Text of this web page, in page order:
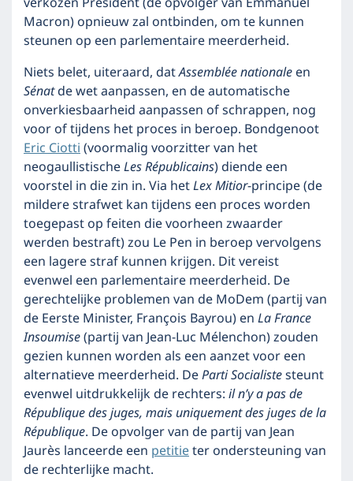
Macron) opnieuw zal ontbinden, om te kunnen
steunen op een parlementaire meerderheid.
Niets belet, uiteraard, datAssemblée nationaleen
Sénatde wet aanpassen, en de automatische
onverkiesbaarheid aanpassen of schrappen, nog
voor of tijdens het proces in beroep. Bondgenoot
Eric Ciotti(voormalig voorzitter van het
neogaullistischeLes Républicains) diende een
voorstel in die zin in. Via hetLex Mitior-principe (de
mildere strafwet kan tijdens een proces worden
toegepast op feiten die voorheen zwaarder
werden bestraft) zou Le Pen in beroep vervolgens
een lagere straf kunnen krijgen. Dit vereist
evenwel een parlementaire meerderheid. De
gerechtelijke problemen van de MoDem (partij van
de Eerste Minister, François Bayrou) enLa France
Insoumise(partij van Jean-Luc Mélenchon) zouden
gezien kunnen worden als een aanzet voor een
alternatieve meerderheid. DeParti Socialistesteunt
evenwel uitdrukkelijk de rechters:il n’y a pas de
République des juges, mais uniquement des juges de la
République. De opvolger van de partij van Jean
Jaurès lanceerde een petitieter ondersteuning van
de rechterlijke macht.